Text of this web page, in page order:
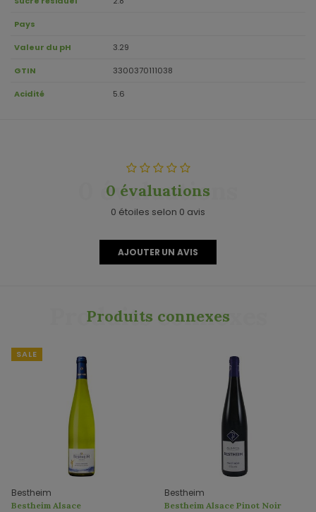
Pays
Valeur du pH 3.29
GTIN 3300370111038
Acidité 5.6
0 évaluations
0 évaluations
0 étoiles selon 0 avis
AJOUTER UN AVIS
Produits connexes
Produits connexes
SALE
Bestheim
Bestheim Alsace
Bestheim
Bestheim Alsace Pinot Noir